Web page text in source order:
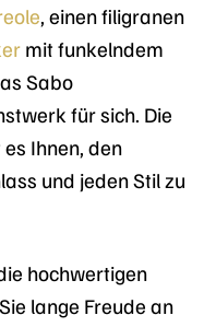
, einen filigranen
mit funkelndem
Sabo
für sich. Die
Ihnen, den
und jeden Stil zu
hochwertigen
lange Freude an